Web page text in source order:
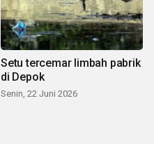
Setu tercemar limbah pabrik
di Depok
Senin, 22 Juni 2026